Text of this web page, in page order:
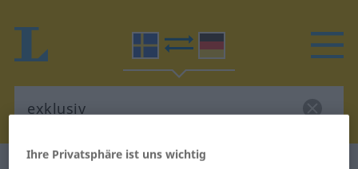
Ihre Privatsphäre ist uns wichtig